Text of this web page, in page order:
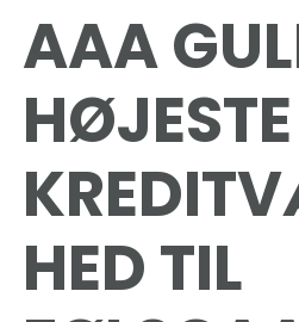
AAA
HØJESTE
HED TIL